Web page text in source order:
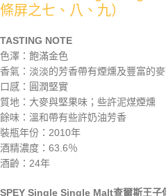
條屏之七、八、九）
TASTING NOTE
色澤：飽滿金色
香氣：淡淡的芳香帶有煙燻及豐富的
口感：圓潤堅實
質地：大麥與堅果味；些許泥煤煙燻
餘味：溫和帶有些許奶油芳香
裝瓶年份：2010年
酒精濃度：63.6％
酒齡：24年
SPEY Single Single Malt查爾斯王子